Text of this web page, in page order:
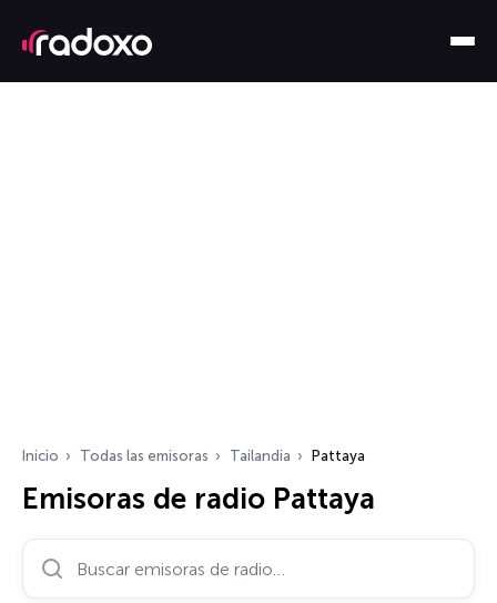
Inicio Todas las emisoras Tailandia Pattaya
Emisoras de radio Pattaya
Buscar emisoras de radio…